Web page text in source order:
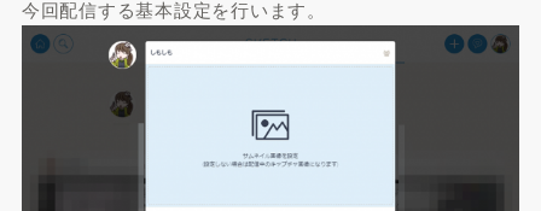
今回配信する基本設定を行います。